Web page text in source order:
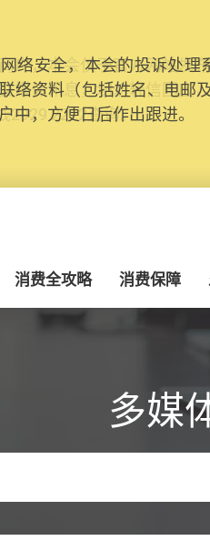
络安全，本会的投诉处理
络资料（包括姓名、电邮
中，方便日后作出跟进。
消费全攻略 消费保障
多媒